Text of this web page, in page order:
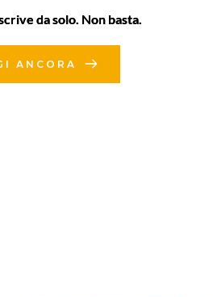
da solo. Non basta.
ANCORA